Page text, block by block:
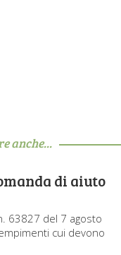
anche...
di aiuto
63827 del 7 agosto
cui devono